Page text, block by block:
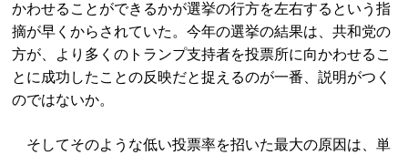
かわせることができるかが選挙の行方を左右するという指
摘が早くからされていた。今年の選挙の結果は、共和党の
方が、より多くのトランプ支持者を投票所に向かわせるこ
とに成功したことの反映だと捉えるのが一番、説明がつく
のではないか。
そしてそのような低い投票率を招いた最大の原因は、単